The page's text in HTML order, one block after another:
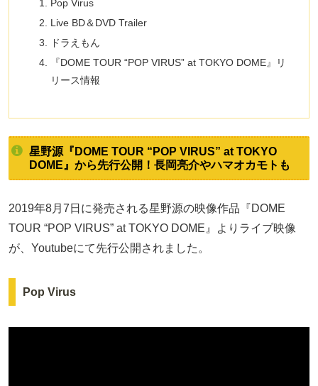
Pop Virus
Live BD＆DVD Trailer
ドラえもん
『DOME TOUR “POP VIRUS” at TOKYO DOME』リ
リース情報
星野源『DOME TOUR “POP VIRUS” at TOKYO
DOME』から先行公開！長岡亮介やハマオカモトも
2019年8月7日に発売される星野源の映像作品『DOME
TOUR “POP VIRUS” at TOKYO DOME』よりライブ映像
が、Youtubeにて先行公開されました。
Pop Virus